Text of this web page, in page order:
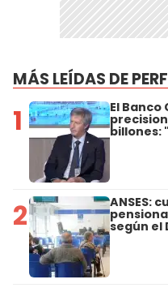
MÁS LEÍDAS DE
1 El
billones:
2 ANSES:
según el